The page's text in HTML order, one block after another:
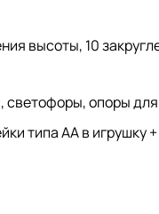
высоты, 10
опоры
типа АA в игрушку